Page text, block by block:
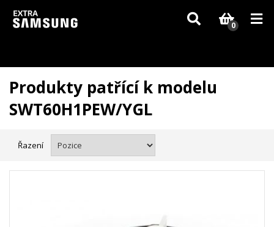
Vzhledem k aktuální situaci se může dodání dílů, které nejsou skladem,
zpozdit. Děkujeme za pochopení.
0
Produkty patřící k modelu
SWT60H1PEW/YGL
Řazení